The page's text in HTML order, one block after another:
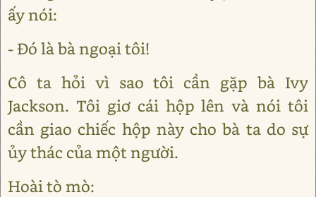
ấy nói:
- Đó là bà ngoại tôi!
Cô ta hỏi vì sao tôi cần gặp bà Ivy
Jackson. Tôi giơ cái hộp lên và nói tôi
cần giao chiếc hộp này cho bà ta do sự
ủy thác của một người.
Hoài tò mò: